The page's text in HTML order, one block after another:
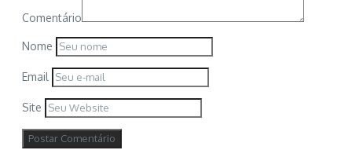
Comentário
Nome
Email
Site